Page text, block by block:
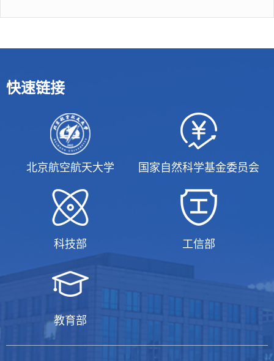
快速链接
北京航空航天大学 国家自然科学基金委员会
科技部 工信部
教育部